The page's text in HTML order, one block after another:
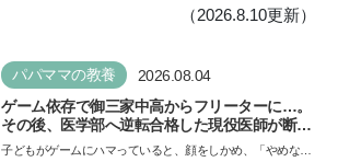
（2026.8.10更新）
パパママの教養 2026.08.04
ゲーム依存で御三家中高からフリーターに…。
その後、医学部へ逆転合格した現役医師が断言
「ゲームの経験が受験勉強に役立った」そう考
子どもがゲームにハマっていると、顔をしかめ、「やめなさ